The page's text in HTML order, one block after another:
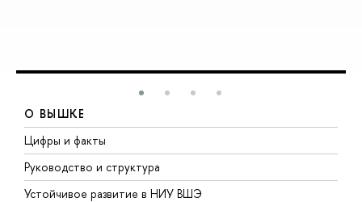
О ВЫШКЕ
Цифры и факты
Руководство и структура
Устойчивое развитие в НИУ ВШЭ